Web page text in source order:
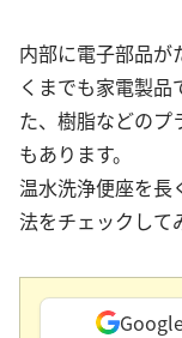
内部に電子部品が
くまでも家電製
た、樹脂などのプ
もあります。
温水洗浄便座を長
法をチェックして